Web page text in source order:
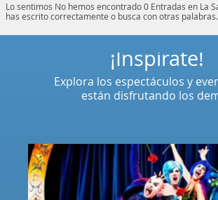
Lo sentimos No hemos encontrado 0 Entradas en La
has escrito correctamente o busca con otras palabras.
¡Inspírate!
Explora los espectáculos y
están disfrutando los